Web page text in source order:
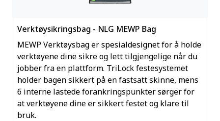
Verktøysikringsbag - NLG MEWP Bag
MEWP Verktøysbag er spesialdesignet for å holde
verktøyene dine sikre og lett tilgjengelige når du
jobber fra en plattform. TriLock festesystemet
holder bagen sikkert på en fastsatt skinne, mens
6 interne lastede forankringspunkter sørger for
at verktøyene dine er sikkert festet og klare til
bruk.